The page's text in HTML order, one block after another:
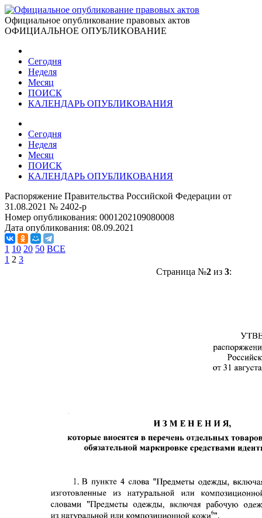
Официальное опубликование правовых актов
ОФИЦИАЛЬНОЕ ОПУБЛИКОВАНИЕ
Сегодня
Неделя
Месяц
ПОИСК
КАЛЕНДАРЬ ОПУБЛИКОВАНИЯ
Сегодня
Неделя
Месяц
ПОИСК
КАЛЕНДАРЬ ОПУБЛИКОВАНИЯ
Распоряжение Правительства Российской Федерации от
31.08.2021 № 2402-р
Номер опубликования: 0001202109080008
Дата опубликования: 08.09.2021
1 10 20 50 ВСЕ
1 2 3
Страница №2из 3: